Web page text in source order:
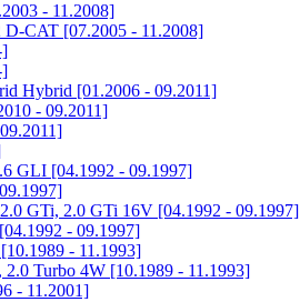
- 11.2008]
CAT [07.2005 - 11.2008]
]
]
Hybrid [01.2006 - 09.2011]
- 09.2011]
GLI [04.1992 - 09.1997]
GTi, 2.0 GTi 16V [04.1992 - 09.1997]
- 09.1997]
- 11.1993]
Turbo 4W [10.1989 - 11.1993]
- 11.2001]